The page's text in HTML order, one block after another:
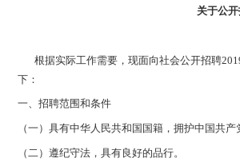
关于公
根据实际工作需要，现面向社会公开招聘
下：
一、招聘范围和条件
（一）具有中华人民共和国国籍，拥护中国共
（二）遵纪守法，具有良好的品行。